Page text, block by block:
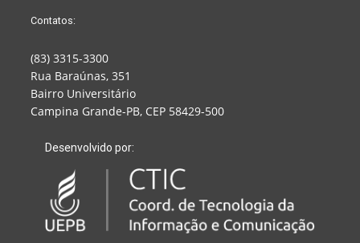
Contatos:
(83) 3315-3300
Rua Baraúnas, 351
Bairro Universitário
Campina Grande-PB, CEP 58429-500
Desenvolvido por: